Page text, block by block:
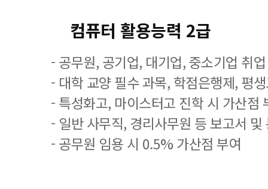
컴퓨터 활용능력 2급
- 공무원, 공기업, 대기업, 중소기업 취
- 대학 교양 필수 과목, 학점은행제, 평
- 특성화고, 마이스터고 진학 시 가산점
- 일반 사무직, 경리사무원 등 보고서 및
- 공무원 임용 시 0.5% 가산점 부여